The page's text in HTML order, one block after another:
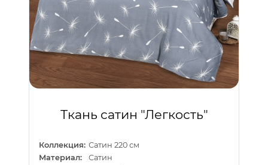
Ткань сатин "Легкость"
Коллекция: Сатин 220 см
Материал:
Сатин